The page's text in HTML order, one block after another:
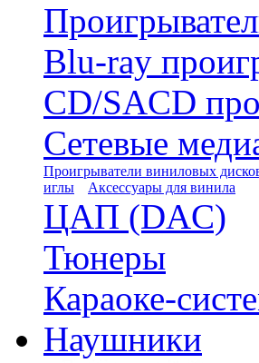
Blu-ray
CD/SACD
Сетевые
Проигрыватели виниловых
иглы
Аксессуары для винила
ЦАП (DAC)
Тюнеры
Караоке-
Наушники